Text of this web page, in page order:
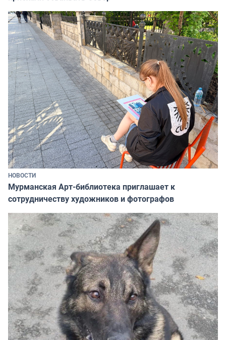
НОВОСТИ
Мурманская Арт-библиотека приглашает к
сотрудничеству художников и фотографов